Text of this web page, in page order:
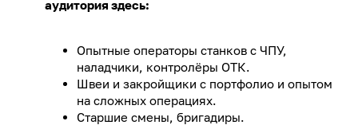
аудитория здесь:
Опытные операторы станков с ЧПУ,
наладчики, контролёры ОТК.
Швеи и закройщики с портфолио и опытом
на сложных операциях.
Старшие смены, бригадиры.